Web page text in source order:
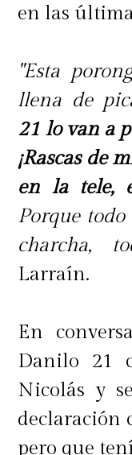
Del derecho
Sin
mediático y
años en
iba a
perna,
programas
confiesa
industria,
figuras
respetadas
en las
"Esta
llena de
21 lo van a
¡Rascas de
en la tele,
Porque todo
charcha,
Larraín.
En
Danilo 21
Nicolás y
declaración
pero que